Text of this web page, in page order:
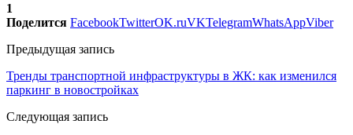
1
Поделится FacebookTwitterOK.ruVKTelegramWhatsAppViber
Предыдущая запись
Тренды транспортной инфраструктуры в ЖК: как изменился
паркинг в новостройках
Следующая запись